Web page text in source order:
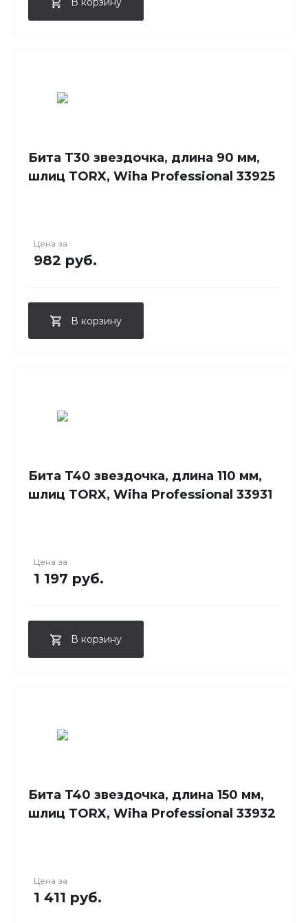
Бита T30 звездочка, длина 90 мм,
шлиц TORX, Wiha Professional 33925
Цена за
982 руб.
В корзину
Бита T40 звездочка, длина 110 мм,
шлиц TORX, Wiha Professional 33931
Цена за
1 197 руб.
В корзину
Бита T40 звездочка, длина 150 мм,
шлиц TORX, Wiha Professional 33932
Цена за
1 411 руб.